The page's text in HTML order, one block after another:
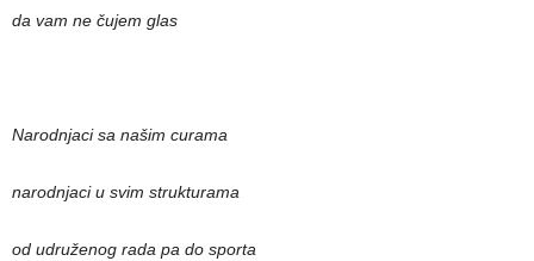
da vam ne čujem glas
Narodnjaci sa našim curama
narodnjaci u svim strukturama
od udruženog rada pa do sporta